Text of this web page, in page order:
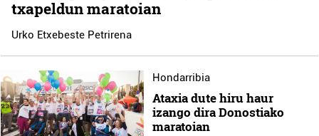
txapeldun maratoian
Urko Etxebeste Petrirena
Hondarribia
Ataxia dute hiru haur
izango dira Donostiako
maratoian